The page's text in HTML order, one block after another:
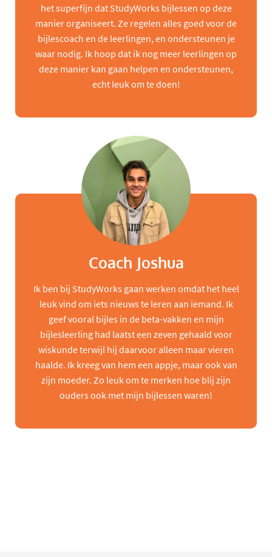
het superfijn dat StudyWorks bijlessen op deze
manier organiseert. Ze regelen alles goed voor de
bijlescoach en de leerlingen, en ondersteunen je
waar nodig. Ik hoop dat ik nog meer leerlingen op
deze manier kan gaan helpen en ondersteunen,
echt leuk om te doen!
Coach Joshua
Ik ben bij StudyWorks gaan werken omdat het heel
leuk vind om iets nieuws te leren aan iemand. Ik
geef vooral bijles in de beta-vakken en mijn
bijlesleerling had laatst een zeven gehaald voor
wiskunde terwijl hij daarvoor alleen maar vieren
haalde. Ik kreeg van hem een appje, maar ook van
zijn moeder. Zo leuk om te merken hoe blij zijn
ouders ook met mijn bijlessen waren!